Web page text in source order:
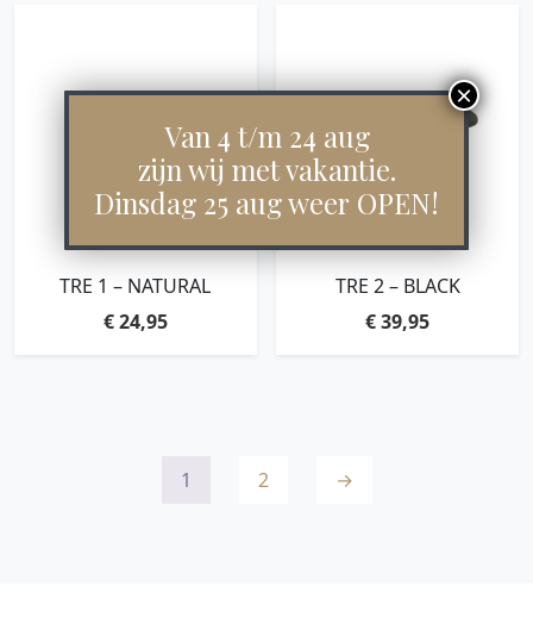
TRE 1 – NATURAL
€24,95
TRE 2 – BLACK
€39,95
1 2 →
Van 4 t/m 24 aug
zijn wij met vakantie.
Dinsdag 25 aug weer OPEN!